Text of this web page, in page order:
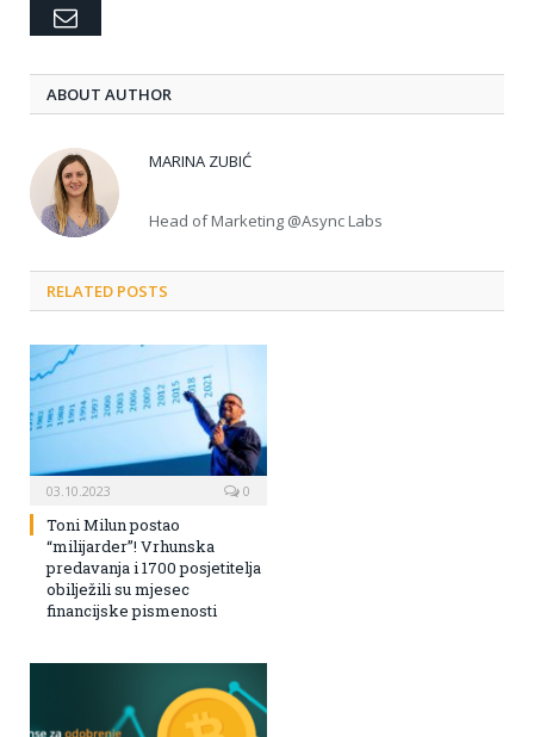
Email
ABOUT AUTHOR
MARINA ZUBIĆ
Head of Marketing @Async Labs
RELATED POSTS
03.10.2023 0
Toni Milun postao
“milijarder”! Vrhunska
predavanja i 1700 posjetitelja
obilježili su mjesec
financijske pismenosti